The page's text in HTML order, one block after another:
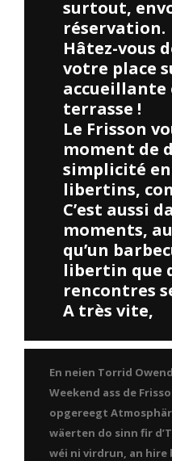
surtout,
réservation.
Hâtez-vous
votre place
accueillante
terrasse !
Le Frisson
moment de
simplicité
libertins,
C’est aussi
moments,
qu’un
libertin que
rencontres
A très vite,
En neien Torrid
Weekend ass de
opgereegt
wäerten do sinn fir
wéi ni virdrun, an hire